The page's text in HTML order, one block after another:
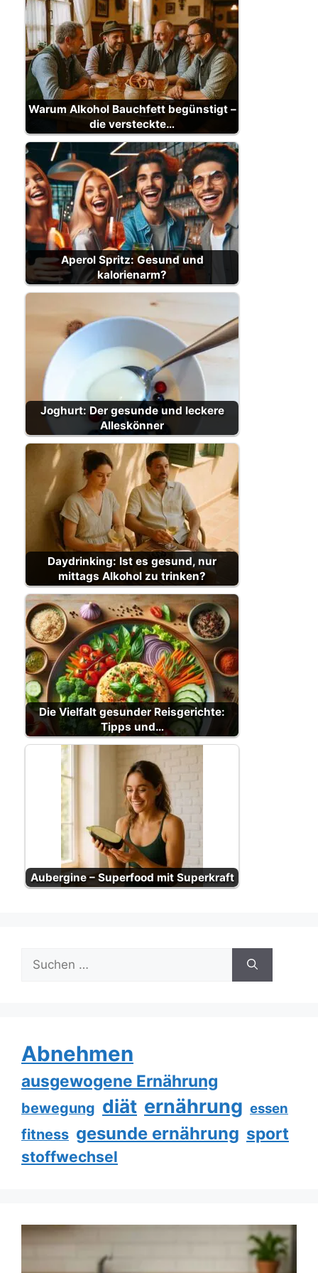
Warum Alkohol Bauchfett begünstigt –
die versteckte…
Aperol Spritz: Gesund und
kalorienarm?
Joghurt: Der gesunde und leckere
Alleskönner
Daydrinking: Ist es gesund, nur
mittags Alkohol zu trinken?
Die Vielfalt gesunder Reisgerichte:
Tipps und…
Aubergine – Superfood mit Superkraft
Suche
nach:
Abnehmen
ausgewogene Ernährung
bewegung diät ernährung essen
fitness gesunde ernährung sport
stoffwechsel